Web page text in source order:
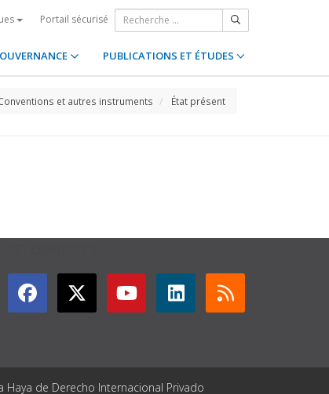
Portail sécurisé
PUBLICATIONS ET ÉTUDES
et autres instruments État présent
de Derecho Internacional Privado